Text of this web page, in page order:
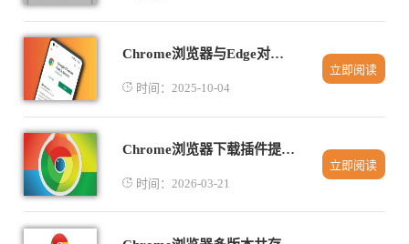
Chrome浏览器与Edge对比哪个更快
时间：2025-10-04
立即阅读
Chrome浏览器下载插件提示无权限如何处理
时间：2026-03-21
立即阅读